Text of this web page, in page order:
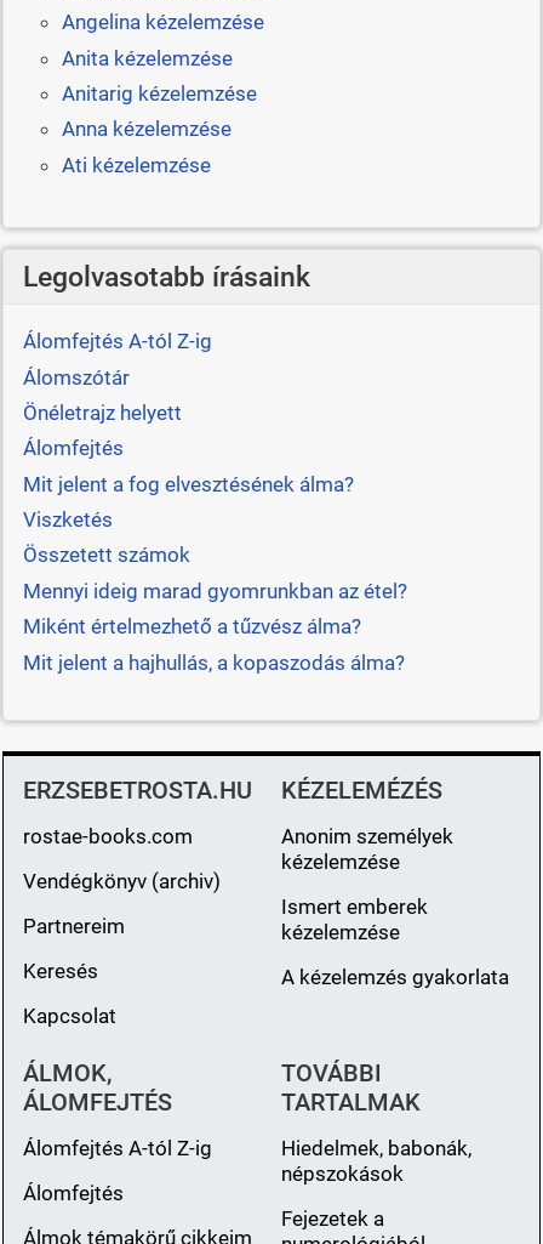
Angelina kézelemzése
Anita kézelemzése
Anitarig kézelemzése
Anna kézelemzése
Ati kézelemzése
Legolvasotabb írásaink
Álomfejtés A-tól Z-ig
Álomszótár
Önéletrajz helyett
Álomfejtés
Mit jelent a fog elvesztésének álma?
Viszketés
Összetett számok
Mennyi ideig marad gyomrunkban az étel?
Miként értelmezhető a tűzvész álma?
Mit jelent a hajhullás, a kopaszodás álma?
ERZSEBETROSTA.HU
rostae-books.com
Vendégkönyv (archiv)
Partnereim
Keresés
Kapcsolat
KÉZELEMÉZÉS
Anonim személyek
kézelemzése
Ismert emberek
kézelemzése
A kézelemzés gyakorlata
ÁLMOK,
ÁLOMFEJTÉS
Álomfejtés A-tól Z-ig
Álomfejtés
Álmok témakörű cikkeim
TOVÁBBI
TARTALMAK
Hiedelmek, babonák,
népszokások
Fejezetek a